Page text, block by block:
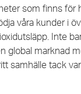
som finns för
våra kunder i
Inte
global marknad
samhälle tack